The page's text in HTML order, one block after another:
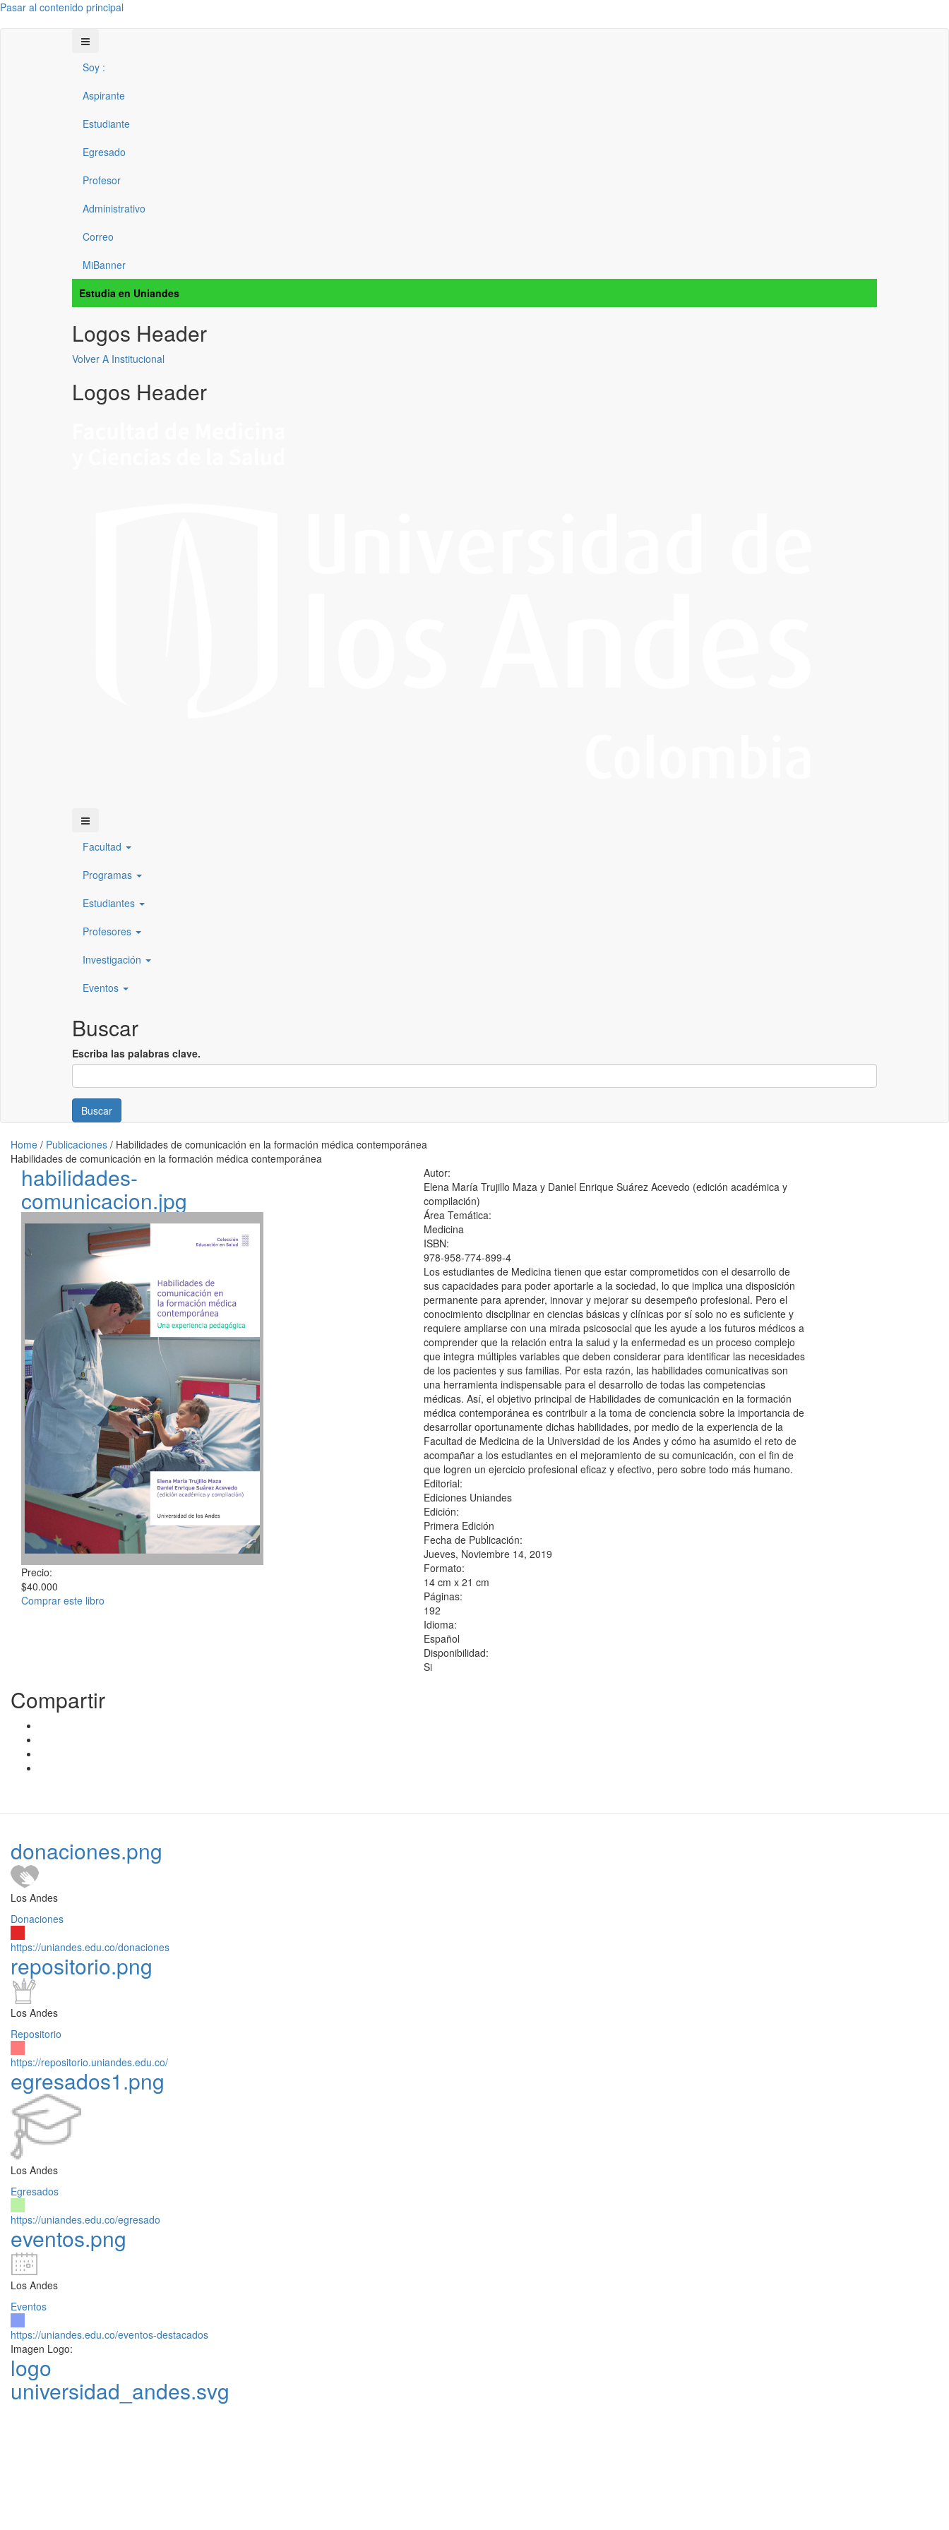
Pasar al contenido principal
Soy :
Aspirante
Estudiante
Egresado
Profesor
Administrativo
Correo
MiBanner
Estudia en Uniandes
Logos Header
Volver A Institucional
Logos Header
Facultad
Programas
Estudiantes
Profesores
Investigación
Eventos
Buscar
Escriba las palabras clave.
Buscar
Home / Publicaciones / Habilidades de comunicación en la formación médica contemporánea
Habilidades de comunicación en la formación médica contemporánea
habilidades-
comunicacion.jpg
Precio:
$40.000
Comprar este libro
Autor:
Elena María Trujillo Maza y Daniel Enrique Suárez Acevedo (edición académica y
compilación)
Área Temática:
Medicina
ISBN:
978-958-774-899-4
Los estudiantes de Medicina tienen que estar comprometidos con el desarrollo de
sus capacidades para poder aportarle a la sociedad, lo que implica una disposición
permanente para aprender, innovar y mejorar su desempeño profesional. Pero el
conocimiento disciplinar en ciencias básicas y clínicas por sí solo no es suficiente y
requiere ampliarse con una mirada psicosocial que les ayude a los futuros médicos a
comprender que la relación entra la salud y la enfermedad es un proceso complejo
que integra múltiples variables que deben considerar para identificar las necesidades
de los pacientes y sus familias. Por esta razón, las habilidades comunicativas son
una herramienta indispensable para el desarrollo de todas las competencias
médicas. Así, el objetivo principal de Habilidades de comunicación en la formación
médica contemporánea es contribuir a la toma de conciencia sobre la importancia de
desarrollar oportunamente dichas habilidades, por medio de la experiencia de la
Facultad de Medicina de la Universidad de los Andes y cómo ha asumido el reto de
acompañar a los estudiantes en el mejoramiento de su comunicación, con el fin de
que logren un ejercicio profesional eficaz y efectivo, pero sobre todo más humano.
Editorial:
Ediciones Uniandes
Edición:
Primera Edición
Fecha de Publicación:
Jueves, Noviembre 14, 2019
Formato:
14 cm x 21 cm
Páginas:
192
Idioma:
Español
Disponibilidad:
Si
Compartir
donaciones.png
Los Andes
Donaciones
https://uniandes.edu.co/donaciones
repositorio.png
Los Andes
Repositorio
https://repositorio.uniandes.edu.co/
egresados1.png
Los Andes
Egresados
https://uniandes.edu.co/egresado
eventos.png
Los Andes
Eventos
https://uniandes.edu.co/eventos-destacados
Imagen Logo:
logo
universidad_andes.svg